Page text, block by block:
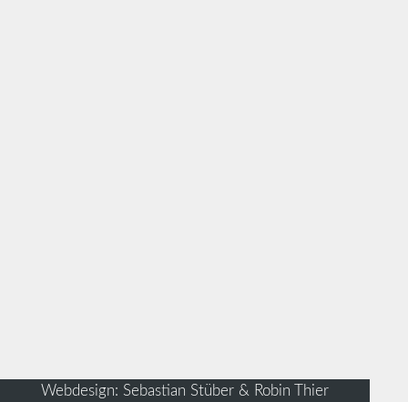
Webdesign: Sebastian Stüber & Robin Thier